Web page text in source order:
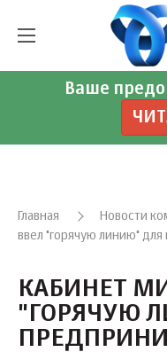
Ваше
Главная Новости
ввел "горячую линию"
КАБИНЕТ
"ГОРЯЧУЮ